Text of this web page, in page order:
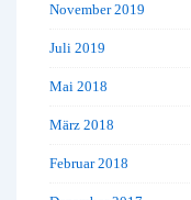
November 2019
Juli 2019
Mai 2018
März 2018
Februar 2018